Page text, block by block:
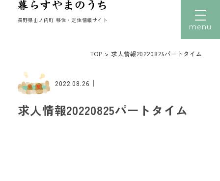
長野県山ノ内町 移住・定住情報サイト
文字サイズ 小 中 大
働く
menu
TOP > 求人情報20220825パートタイム
2022.08.26 ｜
求人情報20220825パートタイム